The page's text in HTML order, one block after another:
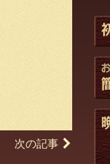
次の記事